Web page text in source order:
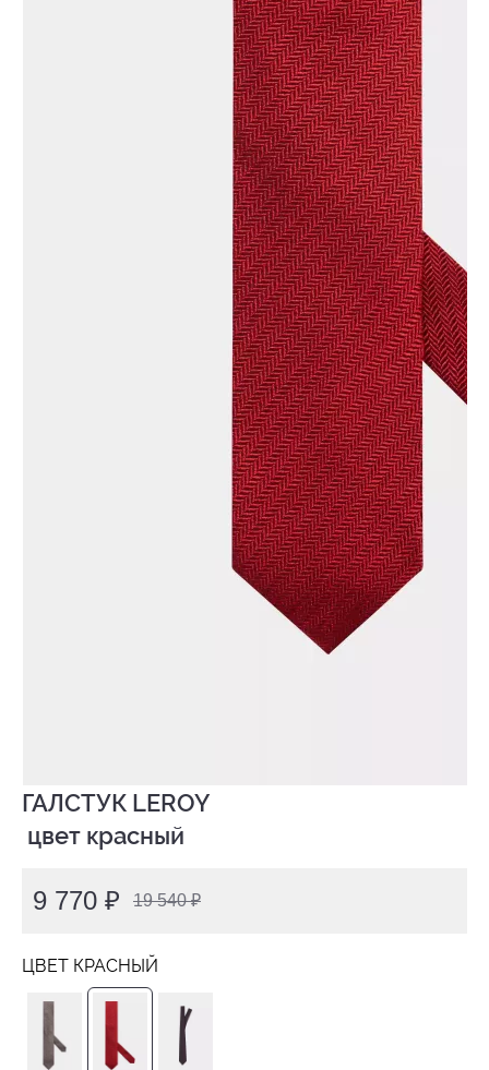
ГАЛСТУК LEROY
цвет красный
9 770 ₽ 19 540 ₽
ЦВЕТ КРАСНЫЙ